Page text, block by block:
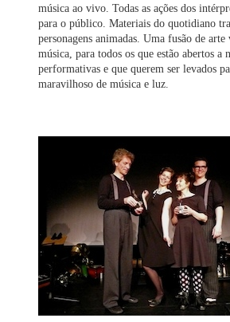
música ao vivo. Todas as ações dos
para o público. Materiais do quotidiano
personagens animadas. Uma fusão de
música, para todos os que estão abertos a
performativas e que querem ser levados
maravilhoso de música e luz.